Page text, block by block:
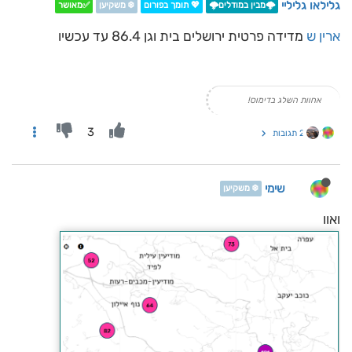
גלילאו גליליי 🌩️מבין במודלים🌩️ 💖 תומך בפורום ❄️ משקיען ✅מאושר
ארין ש מדידה פרטית ירושלים בית וגן 86.4 עד עכשיו
אחוות השלג בדימוס!
2 תגובות 3
שימי ❄️ משקיען
ואוו